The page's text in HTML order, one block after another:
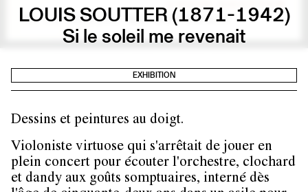
LOUIS SOUTTER (1871-1942)
Si le soleil me revenait
EXHIBITION
Dessins et peintures au doigt.
Violoniste virtuose qui s'arrêtait de jouer en
plein concert pour écouter l'orchestre, clochard
et dandy aux goûts somptuaires, interné dès